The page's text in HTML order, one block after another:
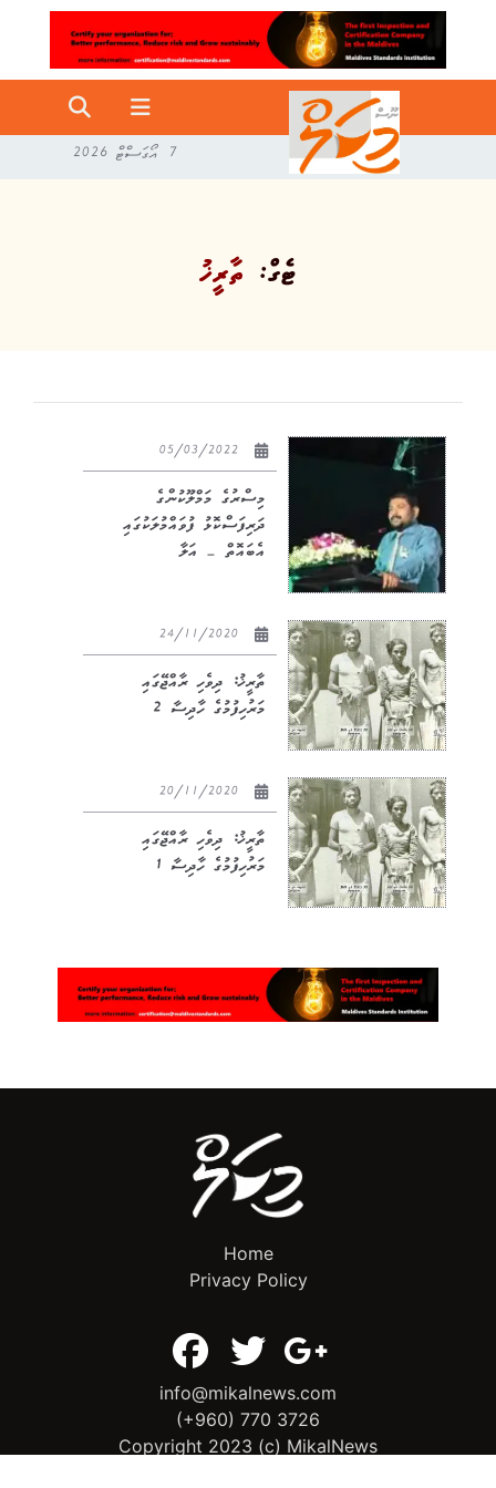
7 އޯގަސްޓް 2026
ޓެގް: ތާރީޚު
މިސްރުގެ މަމްލޫކުންގެ
ދަރިފަސްކޮޅު ފުވައްމުލަކުގައި
އެބައޮތް – އަލާ
ތާރީޚު: ދިވެހި ރާއްޖޭގައި
މަރުހިފުމުގެ ހާދިސާ 2
ތާރީޚު: ދިވެހި ރާއްޖޭގައި
މަރުހިފުމުގެ ހާދިސާ 1
info@mikalnews.com
(+960) 770 3726
Home
Privacy Policy
Copyright 2023 (c) MikalNews